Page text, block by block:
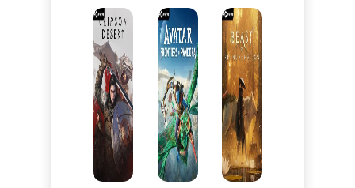
ReimaginedEdition
Y